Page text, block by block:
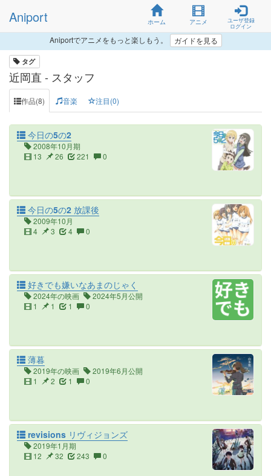
Aniport ホーム アニメ
ユーザ登録
ログイン
Aniportでアニメをもっと楽しもう。 ガイドを見る
タグ
近岡直 - スタッフ
作品(8) 音楽 注目(0)
今日の5の2
2008年10月期
13
26 221 0
今日の5の2 放課後
2009年10月
4
3 4 0
好きでも嫌いなあまのじゃく
2024年の映画
2024年5月公開
1
1 1 0
薄暮
2019年の映画
2019年6月公開
1
2 1 0
revisions リヴィジョンズ
2019年1月期
12
32 243 0